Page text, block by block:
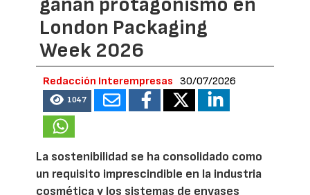
London Packaging
Week 2026
Redacción Interempresas 30/07/2026
1047
La sostenibilidad se ha consolidado como
un requisito imprescindible en la industria
cosmética y los sistemas de envases